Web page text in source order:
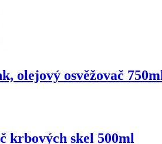
olejový osvěžovač 750ml
krbových skel 500ml